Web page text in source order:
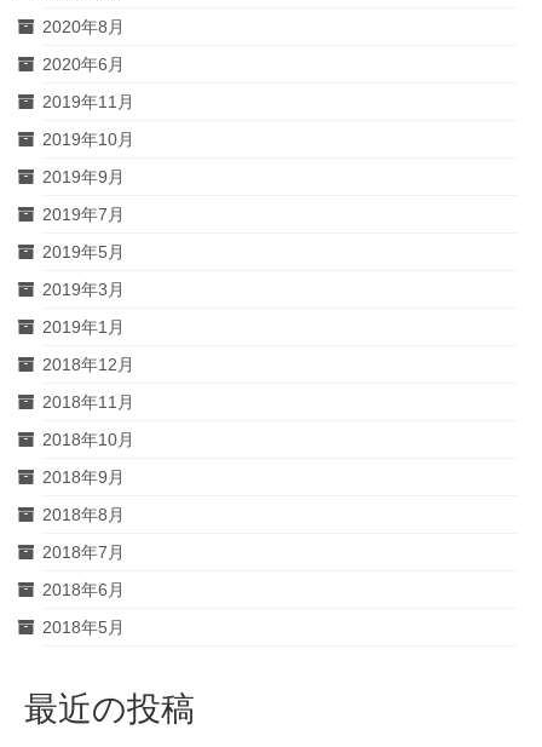
2020年8月
2020年6月
2019年11月
2019年10月
2019年9月
2019年7月
2019年5月
2019年3月
2019年1月
2018年12月
2018年11月
2018年10月
2018年9月
2018年8月
2018年7月
2018年6月
2018年5月
最近の投稿